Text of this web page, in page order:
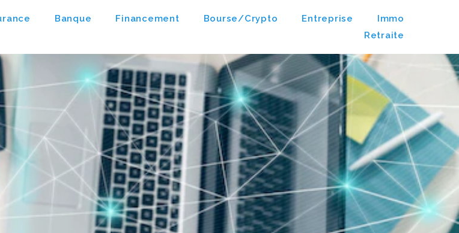
Banque Financement Bourse/crypto Entreprise
Immo
Retraite